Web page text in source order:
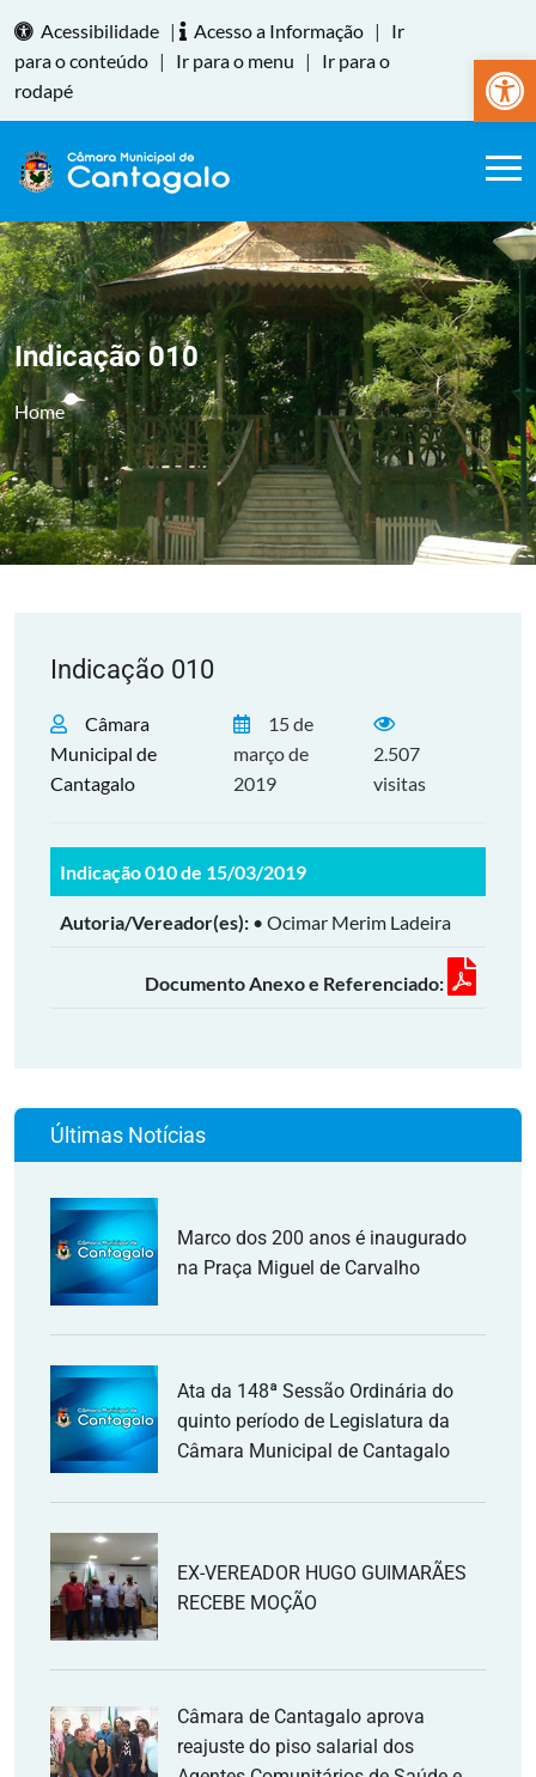
Abrir
Acessibilidade | Acesso a Informação |
Ir
para o conteúdo | Ir para o menu |
Ir para o
rodapé
Indicação 010
Home
Indicação 010
Câmara
Municipal de
Cantagalo
15 de
março de
2019
2.507
visitas
Indicação 010 de 15/03/2019
Autoria/Vereador(es): • Ocimar Merim Ladeira
Documento Anexo e Referenciado:
Últimas Notícias
Marco dos 200 anos é inaugurado
na Praça Miguel de Carvalho
Ata da 148ª Sessão Ordinária do
quinto período de Legislatura da
Câmara Municipal de Cantagalo
EX-VEREADOR HUGO GUIMARÃES
RECEBE MOÇÃO
Câmara de Cantagalo aprova
reajuste do piso salarial dos